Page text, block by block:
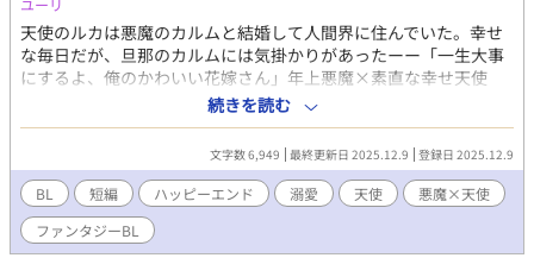
ユーリ
天使のルカは悪魔のカルムと結婚して人間界に住んでいた。幸せ
な毎日だが、旦那のカルムには気掛かりがあったーー「一生大事
にするよ、俺のかわいい花嫁さん」年上悪魔×素直な幸せ天使
「僕だって絶対大事にします」ーー天使と悪魔の結婚には裏があ
る？？
続きを読む
文字数 6,949 最終更新日 2025.12.9 登録日 2025.12.9
BL 短編 ハッピーエンド 溺愛 天使
悪魔×天使
ファンタジーBL